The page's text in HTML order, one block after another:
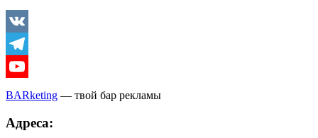
Vkontakte
Telegram
Youtube
BARketing — твой бар рекламы
Адреса: